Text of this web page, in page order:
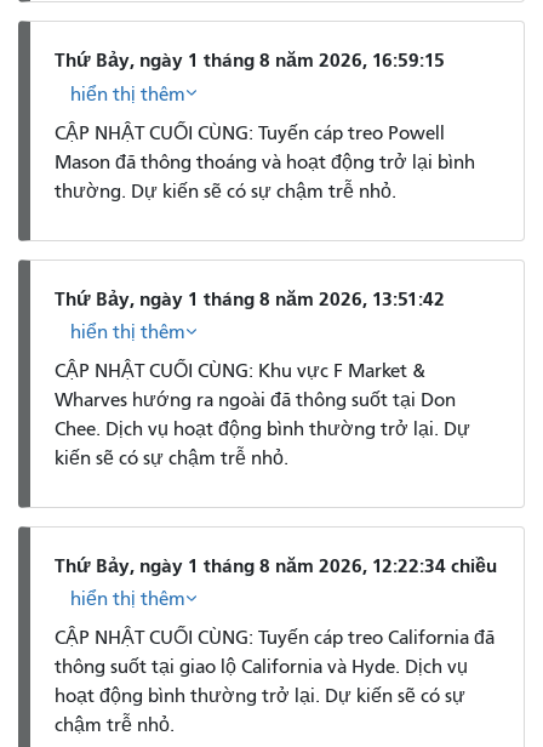
Thứ Bảy, ngày 1 tháng 8 năm 2026, 16:59:15
hiển thị thêm
CẬP NHẬT CUỐI CÙNG: Tuyến cáp treo Powell
Mason đã thông thoáng và hoạt động trở lại bình
thường. Dự kiến ​​sẽ có sự chậm trễ nhỏ.
Thứ Bảy, ngày 1 tháng 8 năm 2026, 13:51:42
hiển thị thêm
CẬP NHẬT CUỐI CÙNG: Khu vực F Market &
Wharves hướng ra ngoài đã thông suốt tại Don
Chee. Dịch vụ hoạt động bình thường trở lại. Dự
kiến ​​sẽ có sự chậm trễ nhỏ.
Thứ Bảy, ngày 1 tháng 8 năm 2026, 12:22:34 chiều
hiển thị thêm
CẬP NHẬT CUỐI CÙNG: Tuyến cáp treo California đã
thông suốt tại giao lộ California và Hyde. Dịch vụ
hoạt động bình thường trở lại. Dự kiến ​​sẽ có sự
chậm trễ nhỏ.